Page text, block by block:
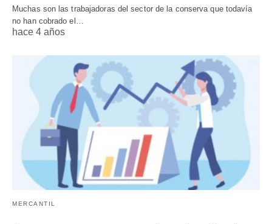
Muchas son las trabajadoras del sector de la conserva que todavía
no han cobrado el…
hace 4 años
MERCANTIL